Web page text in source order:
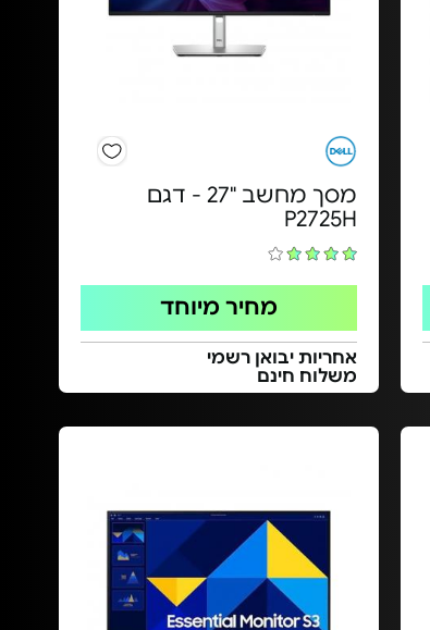
מסך מחשב "27 - דגם
P2725H
מחיר מיוחד
אחריות יבואן רשמי
משלוח חינם